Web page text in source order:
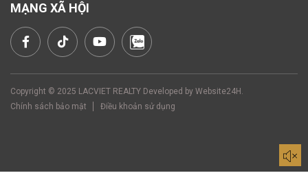
MẠNG XÃ HỘI
Copyright © 2025 LACVIET REALTY Developed by Website24H .
Chính sách bảo mật
Điều khoản sử dụng